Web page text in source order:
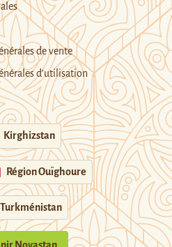
de vente
d’utilisation
Kirghizstan
Région Ouïghoure
Turkménistan